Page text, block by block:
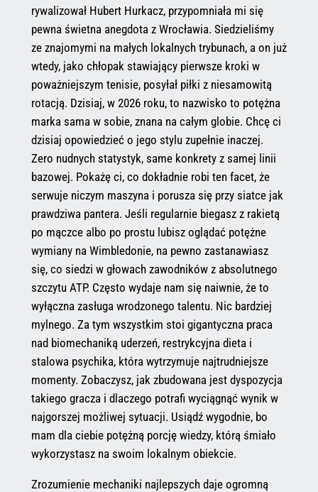
rywalizował Hubert Hurkacz, przypomniała mi się
pewna świetna anegdota z Wrocławia. Siedzieliśmy
ze znajomymi na małych lokalnych trybunach, a on już
wtedy, jako chłopak stawiający pierwsze kroki w
poważniejszym tenisie, posyłał piłki z niesamowitą
rotacją. Dzisiaj, w 2026 roku, to nazwisko to potężna
marka sama w sobie, znana na całym globie. Chcę ci
dzisiaj opowiedzieć o jego stylu zupełnie inaczej.
Zero nudnych statystyk, same konkrety z samej linii
bazowej. Pokażę ci, co dokładnie robi ten facet, że
serwuje niczym maszyna i porusza się przy siatce jak
prawdziwa pantera. Jeśli regularnie biegasz z rakietą
po mączce albo po prostu lubisz oglądać potężne
wymiany na Wimbledonie, na pewno zastanawiasz
się, co siedzi w głowach zawodników z absolutnego
szczytu ATP. Często wydaje nam się naiwnie, że to
wyłączna zasługa wrodzonego talentu. Nic bardziej
mylnego. Za tym wszystkim stoi gigantyczna praca
nad biomechaniką uderzeń, restrykcyjna dieta i
stalowa psychika, która wytrzymuje najtrudniejsze
momenty. Zobaczysz, jak zbudowana jest dyspozycja
takiego gracza i dlaczego potrafi wyciągnąć wynik w
najgorszej możliwej sytuacji. Usiądź wygodnie, bo
mam dla ciebie potężną porcję wiedzy, którą śmiało
wykorzystasz na swoim lokalnym obiekcie.
Zrozumienie mechaniki najlepszych daje ogromną